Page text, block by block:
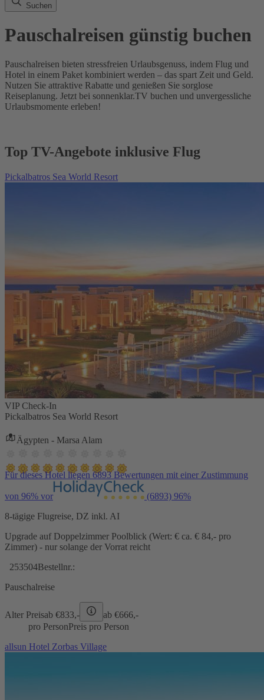
Suchen
Pauschalreisen günstig buchen
Pauschalreisen bieten stressfreien Urlaubsgenuss, indem Flug und
Hotel in einem Paket kombiniert werden – das spart Zeit und Geld.
Nutzen Sie attraktive Rabatte und genießen Sie sorglose
Reiseplanung. Jetzt bei sonnenklar.TV buchen und unvergessliche
Urlaubsmomente erleben!
Top TV-Angebote inklusive Flug
Pickalbatros Sea World Resort
VIP Check-In
Pickalbatros Sea World Resort
Ägypten - Marsa Alam
Für dieses Hotel liegen 6893 Bewertungen mit einer Zustimmung
von 96% vor (6893) 96%
8-tägige Flugreise, DZ inkl. AI
Upgrade auf Doppelzimmer Poolblick (Wert: € ca. € 84,- pro
Zimmer) - nur solange der Vorrat reicht
253504Bestellnr.:
Pauschalreise
Alter Preisab €833,- ab €666,-
pro PersonPreis pro Person
allsun Hotel Zorbas Village